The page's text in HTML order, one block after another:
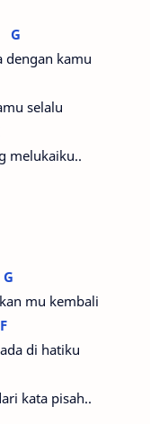
G
dengan kamu
selalu
melukaiku..
G
mu kembali
F
di hatiku
kata pisah..